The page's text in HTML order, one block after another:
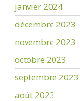
janvier 2024
décembre 2023
novembre 2023
octobre 2023
septembre 2023
août 2023